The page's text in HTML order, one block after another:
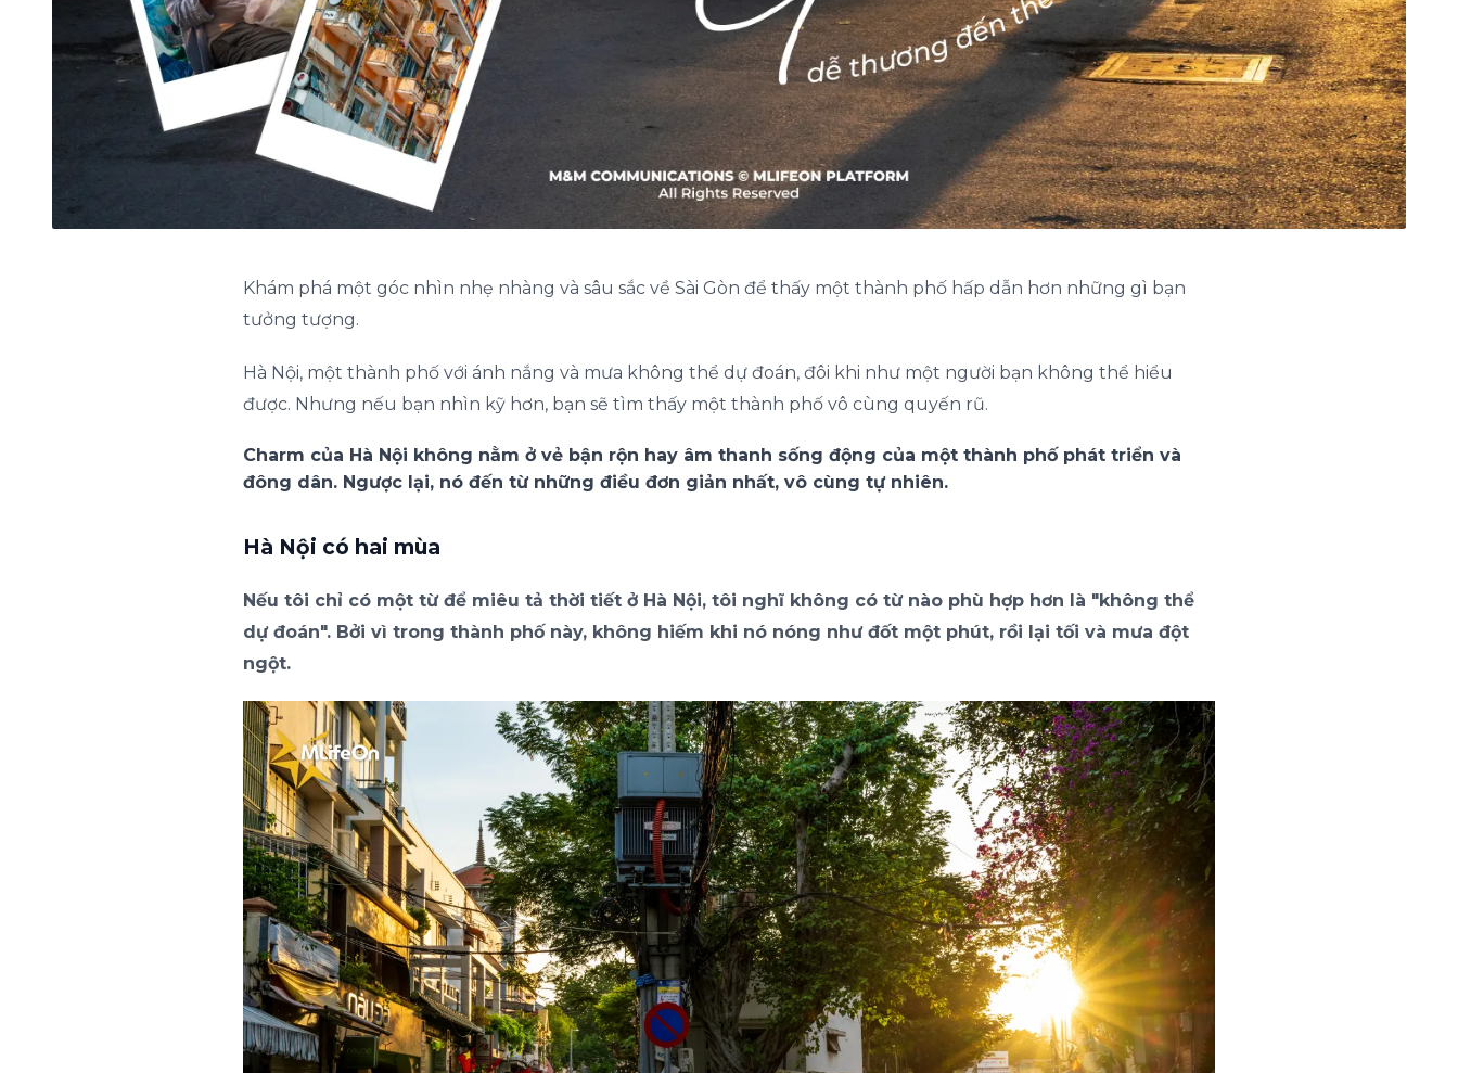
Khám phá một góc nhìn nhẹ nhàng và sâu sắc về Sài Gòn để thấy một thành phố hấp dẫn hơn những gì bạn
tưởng tượng.
Hà Nội, một thành phố với ánh nắng và mưa không thể dự đoán, đôi khi như một người bạn không thể hiểu
được. Nhưng nếu bạn nhìn kỹ hơn, bạn sẽ tìm thấy một thành phố vô cùng quyến rũ.
Charm của Hà Nội không nằm ở vẻ bận rộn hay âm thanh sống động của một thành phố phát triển và
đông dân. Ngược lại, nó đến từ những điều đơn giản nhất, vô cùng tự nhiên.
Hà Nội có hai mùa
Nếu tôi chỉ có một từ để miêu tả thời tiết ở Hà Nội, tôi nghĩ không có từ nào phù hợp hơn là "không thể
dự đoán". Bởi vì trong thành phố này, không hiếm khi nó nóng như đốt một phút, rồi lại tối và mưa đột
ngột.